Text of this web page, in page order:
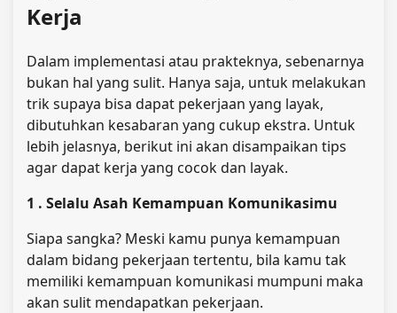
Kerja
Dalam implementasi atau prakteknya, sebenarnya
bukan hal yang sulit. Hanya saja, untuk melakukan
trik supaya bisa dapat pekerjaan yang layak,
dibutuhkan kesabaran yang cukup ekstra. Untuk
lebih jelasnya, berikut ini akan disampaikan tips
agar dapat kerja yang cocok dan layak.
1 . Selalu Asah Kemampuan Komunikasimu
Siapa sangka? Meski kamu punya kemampuan
dalam bidang pekerjaan tertentu, bila kamu tak
memiliki kemampuan komunikasi mumpuni maka
akan sulit mendapatkan pekerjaan.